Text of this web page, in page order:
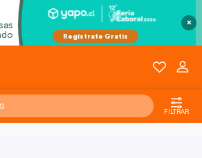
×
FILTRAR